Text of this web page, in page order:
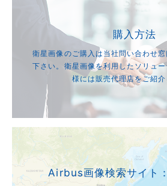
購入方法
衛星画像のご購入は当社問い合わせ
下さい。衛星画像を利用したソリュ
様には販売代理店をご紹介
Airbus画像検索サイト